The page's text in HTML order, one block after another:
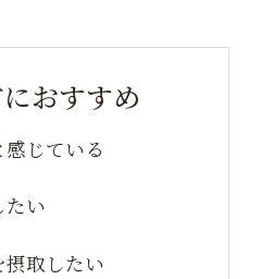
場合や、連休等で込み合う
めに出荷する場合もござい
多少遅れる場合がございま
ではご利用いただけませ
ップ）・解約・出荷日・数量
おすすめ
じている
たい
取したい